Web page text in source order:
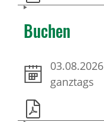
Buchen
03.08.2026
ganztags